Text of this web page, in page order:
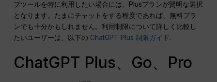
ブツールを特に利用したい場合には、Plusプランが賢明な選択
となります。たまにチャットをする程度であれば、無料プラ
ンでも十分かもしれません。利用制限について詳しく比較し
たいユーザーは、以下の ChatGPT Plus 制限ガイド.
ChatGPT Plus、Go、Pro